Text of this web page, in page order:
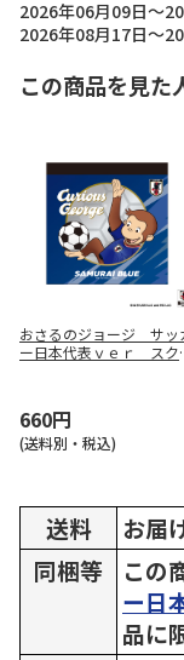
2026年06月09日～
2026年08月17日～
この商品を見た
おさるのジョージ サッ
ー日本代表ｖｅｒ スク
660円
(送料別・税込)
送料
お届
同梱等
この
ー日
品に